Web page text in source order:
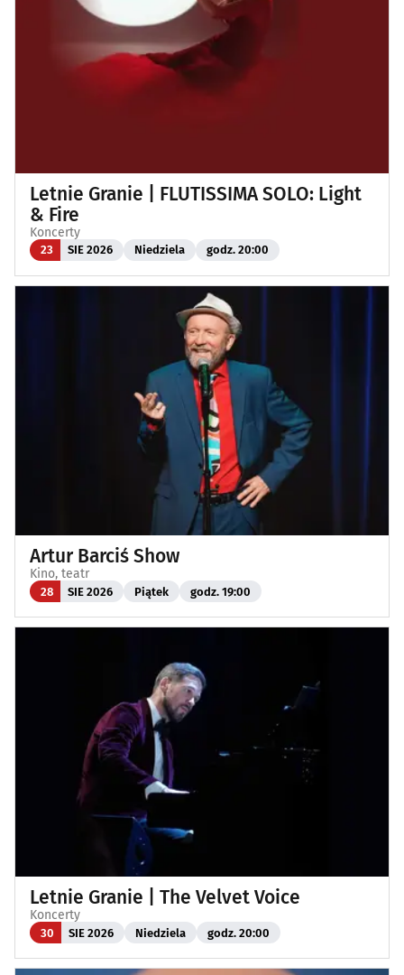
Letnie Granie | FLUTISSIMA SOLO: Light
& Fire
Koncerty
23 SIE 2026 Niedziela godz. 20:00
Artur Barciś Show
Kino, teatr
28 SIE 2026 Piątek godz. 19:00
Letnie Granie | The Velvet Voice
Koncerty
30 SIE 2026 Niedziela godz. 20:00